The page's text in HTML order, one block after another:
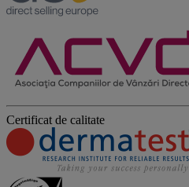
Certificat de calitate